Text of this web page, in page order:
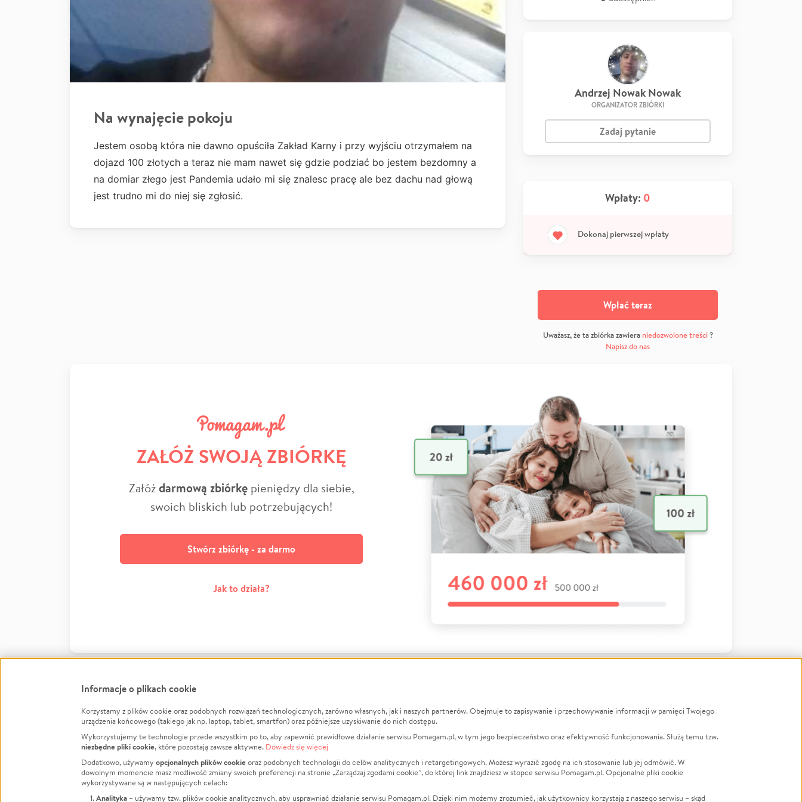
Na wynajęcie pokoju
Jestem osobą która nie dawno opuściła Zakład Karny i przy wyjściu otrzymałem na
dojazd 100 złotych a teraz nie mam nawet się gdzie podziać bo jestem bezdomny a
na domiar złego jest Pandemia udało mi się znalesc pracę ale bez dachu nad głową
jest trudno mi do niej się zgłosić.
Andrzej Nowak Nowak
ORGANIZATOR ZBIÓRKI
Zadaj pytanie
Wpłaty: 0
Dokonaj pierwszej wpłaty
Wpłać teraz
Uważasz, że ta zbiórka zawiera niedozwolone treści?
Napisz do nas
ZAŁÓŻ SWOJĄ ZBIÓRKĘ
Załóżdarmową zbiórkępieniędzy dla siebie,
swoich bliskich lub potrzebujących!
Stwórz zbiórkę - za darmo
Jak to działa?
FacebookTwitter Instagram
LinkedInTikTok Youtube
Informacje
Jak to działa?
Regulamin
Polityka Prywatności
O nas
Opinie
Raporty
Za darmo
Zbieraj na
Leczenie
Zwierzęta
Pożar
LGBTQ+
Powódź
Wichura
Informacje o plikach cookie
Korzystamy z plików cookie oraz podobnych rozwiązań technologicznych, zarówno własnych, jak i naszych partnerów. Obejmuje to zapisywanie i przechowywanie informacji w pamięci Twojego
urządzenia końcowego (takiego jak np. laptop, tablet, smartfon) oraz późniejsze uzyskiwanie do nich dostępu.
Wykorzystujemy te technologie przede wszystkim po to, aby zapewnić prawidłowe działanie serwisu Pomagam.pl, w tym jego bezpieczeństwo oraz efektywność funkcjonowania. Służą temu tzw.
niezbędne pliki cookie, które pozostają zawsze aktywne. Dowiedz się więcej
Dodatkowo, używamy opcjonalnych plików cookieoraz podobnych technologii do celów analitycznych i retargetingowych. Możesz wyrazić zgodę na ich stosowanie lub jej odmówić. W
dowolnym momencie masz możliwość zmiany swoich preferencji na stronie „Zarządzaj zgodami cookie”, do której link znajdziesz w stopce serwisu Pomagam.pl. Opcjonalne pliki cookie
wykorzystywane są w następujących celach:
Analityka – używamy tzw. plików cookie analitycznych, aby usprawniać działanie serwisu Pomagam.pl. Dzięki nim możemy zrozumieć, jak użytkownicy korzystają z naszego serwisu – skąd